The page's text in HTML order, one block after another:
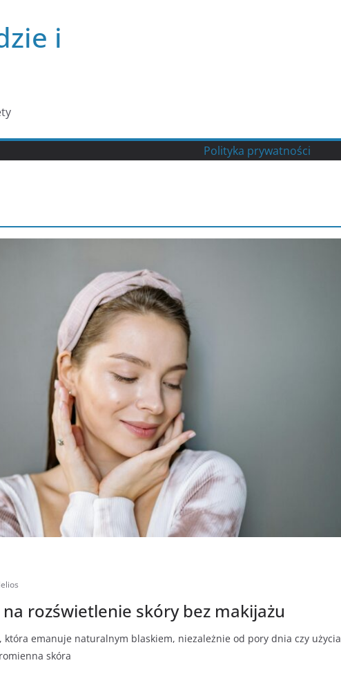
i
Polityka prywatności
rozświetlenie skóry bez makijażu
która emanuje naturalnym blaskiem, niezależnie od pory dnia czy użycia
skóra